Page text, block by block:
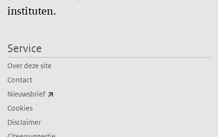
instituten.
Service
Over deze site
Contact
Nieuwsbrief
Cookies
Disclaimer